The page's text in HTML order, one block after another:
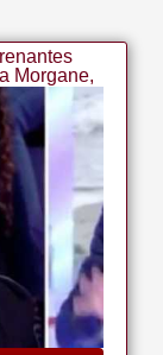
Morgane,